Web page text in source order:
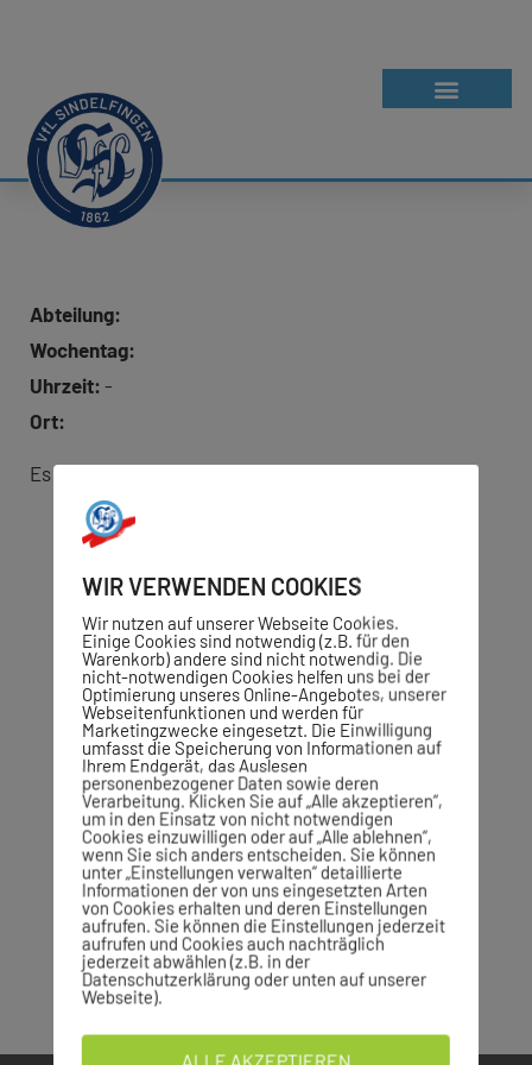
Abteilung:
Wochentag:
Uhrzeit: -
Ort:
Es wurde keine Adresse für Google Maps hinterlegt
WIR VERWENDEN COOKIES
Wir nutzen auf unserer Webseite Cookies.
Einige Cookies sind notwendig (z.B. für den
Warenkorb) andere sind nicht notwendig. Die
nicht-notwendigen Cookies helfen uns bei der
Optimierung unseres Online-Angebotes, unserer
Webseitenfunktionen und werden für
Marketingzwecke eingesetzt. Die Einwilligung
umfasst die Speicherung von Informationen auf
Ihrem Endgerät, das Auslesen
personenbezogener Daten sowie deren
Verarbeitung. Klicken Sie auf „Alle akzeptieren“,
um in den Einsatz von nicht notwendigen
Cookies einzuwilligen oder auf „Alle ablehnen“,
wenn Sie sich anders entscheiden. Sie können
unter „Einstellungen verwalten“ detaillierte
Informationen der von uns eingesetzten Arten
von Cookies erhalten und deren Einstellungen
aufrufen. Sie können die Einstellungen jederzeit
aufrufen und Cookies auch nachträglich
jederzeit abwählen (z.B. in der
Datenschutzerklärung oder unten auf unserer
Webseite).
ALLE AKZEPTIEREN